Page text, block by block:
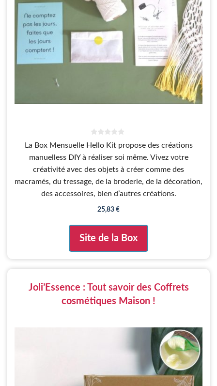
0
s
u
r
La Box Mensuelle Hello Kit propose des créations
manuelless DIY à réaliser soi même. Vivez votre
créativité avec des objets à créer comme des
macramés, du tressage, de la broderie, de la décoration,
des accessoires, bien d’autres créations.
25,83 €
Site de la Box
Joli’Essence : Tout savoir des Coffrets
cosmétiques Maison !